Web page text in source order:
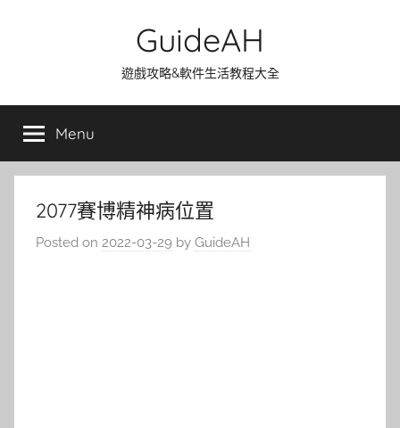
GuideAH
遊戲攻略&軟件生活教程大全
Menu
2077賽博精神病位置
Posted on 2022-03-29 by GuideAH